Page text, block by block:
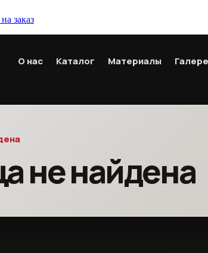
заказ
О нас Каталог Материалы
не найдена